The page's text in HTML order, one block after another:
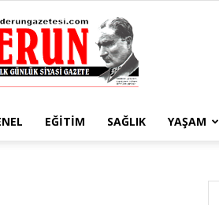
EĞITIM SAĞLIK YAŞAM